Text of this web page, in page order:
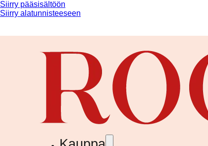
Siirry pääsisältöön
Siirry alatunnisteeseen